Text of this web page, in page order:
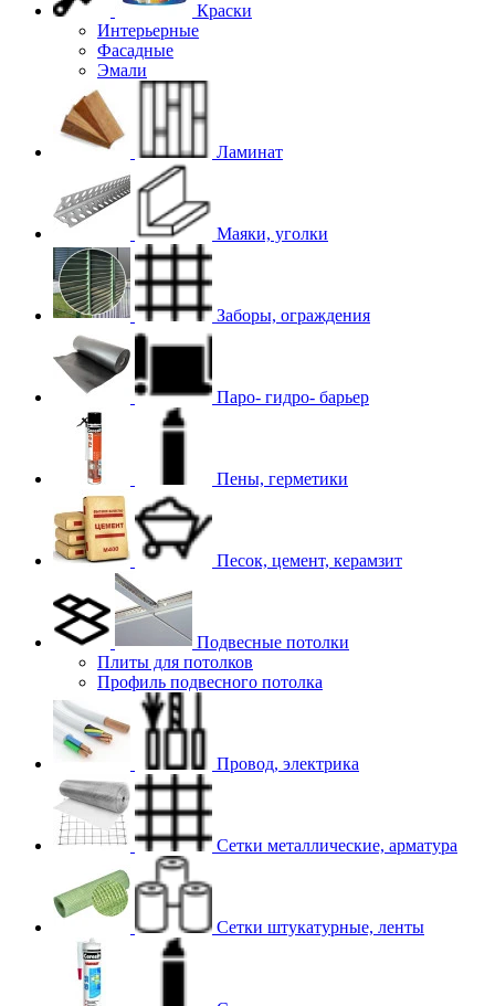
Краски
Интерьерные
Фасадные
Эмали
Ламинат
Маяки, уголки
Заборы, ограждения
Паро- гидро- барьер
Пены, герметики
Песок, цемент, керамзит
Подвесные потолки
Плиты для потолков
Профиль подвесного потолка
Провод, электрика
Сетки металлические, арматура
Сетки штукатурные, ленты